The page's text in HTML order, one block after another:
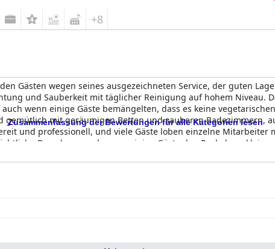
+8
Gästen wegen seines ausgezeichneten Service, der guten
und Sauberkeit mit täglicher Reinigung auf hohem Niveau.
wenn einige Gäste bemängelten, dass es keine
gemütlich mit geräumigen Betten und sauberen Badezimmern,
und professionell, und viele Gäste loben einzelne Mitarbeiter
Barcelona, auch wenn einige Gäste den Pool als zu klein
sauberen und gut gelegenen Hotel.
Zusammenfassung der Bewertungen für alle Kategorien lesen